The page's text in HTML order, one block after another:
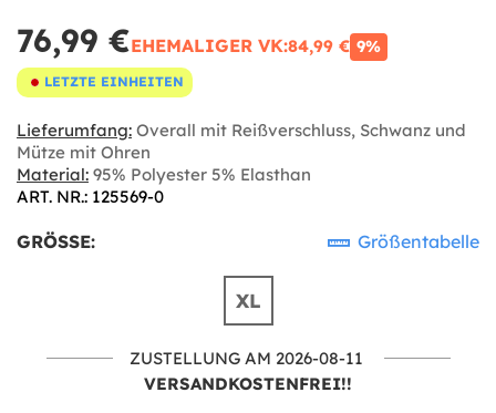
76,99 €EHEMALIGER VK:84,99 € 9%
LETZTE EINHEITEN
Lieferumfang: Overall mit Reißverschluss, Schwanz und
Mütze mit Ohren
Material: 95% Polyester 5% Elasthan
ART. NR.: 125569-0
GRÖSSE: Größentabelle
XL
ZUSTELLUNG AM 2026-08-11
VERSANDKOSTENFREI!!